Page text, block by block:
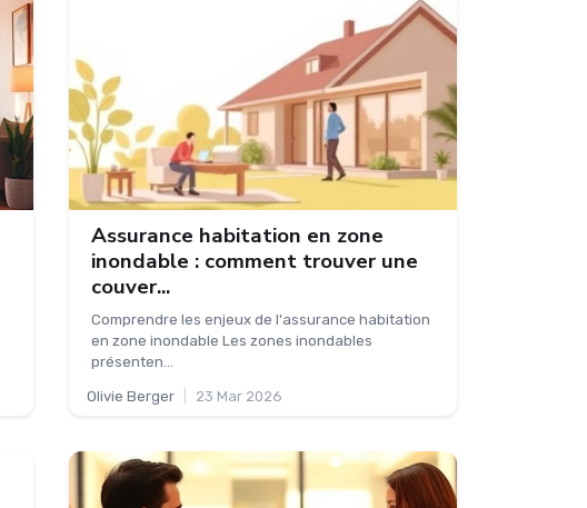
Assurance habitation en zone
inondable : comment trouver une
couver...
Comprendre les enjeux de l'assurance habitation
en zone inondable Les zones inondables
présenten...
Olivie Berger 23 Mar 2026